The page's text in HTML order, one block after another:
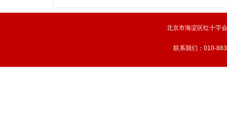
北京市海淀区红十字会
联系我们：010-